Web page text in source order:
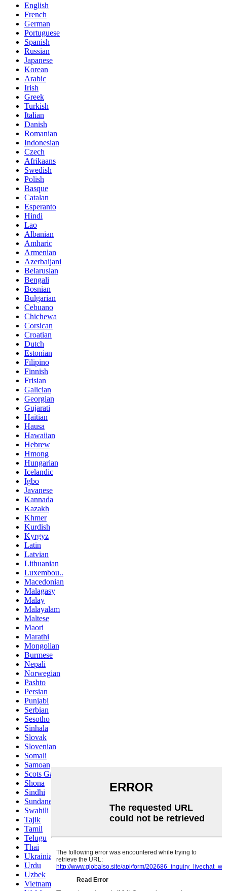
English
French
German
Portuguese
Spanish
Russian
Japanese
Korean
Arabic
Irish
Greek
Turkish
Italian
Danish
Romanian
Indonesian
Czech
Afrikaans
Swedish
Polish
Basque
Catalan
Esperanto
Hindi
Lao
Albanian
Amharic
Armenian
Azerbaijani
Belarusian
Bengali
Bosnian
Bulgarian
Cebuano
Chichewa
Corsican
Croatian
Dutch
Estonian
Filipino
Finnish
Frisian
Galician
Georgian
Gujarati
Haitian
Hausa
Hawaiian
Hebrew
Hmong
Hungarian
Icelandic
Igbo
Javanese
Kannada
Kazakh
Khmer
Kurdish
Kyrgyz
Latin
Latvian
Lithuanian
Luxembou..
Macedonian
Malagasy
Malay
Malayalam
Maltese
Maori
Marathi
Mongolian
Burmese
Nepali
Norwegian
Pashto
Persian
Punjabi
Serbian
Sesotho
Sinhala
Slovak
Slovenian
Somali
Samoan
Scots Gaelic
Shona
Sindhi
Sundanese
Swahili
Tajik
Tamil
Telugu
Thai
Ukrainian
Urdu
Uzbek
Vietnamese